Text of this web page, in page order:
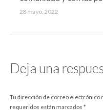
28 mayo, 2022
Deja una
Tu dirección de correo electrónico
requeridos están marcados *